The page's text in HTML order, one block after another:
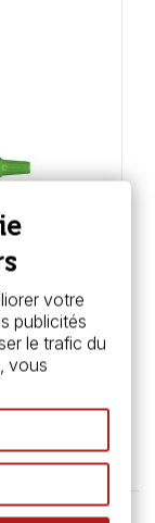
votre
publicités
le trafic du
vous